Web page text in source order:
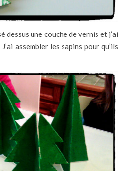
dessus une couche de vernis et j’ai
assembler les sapins pour qu’ils